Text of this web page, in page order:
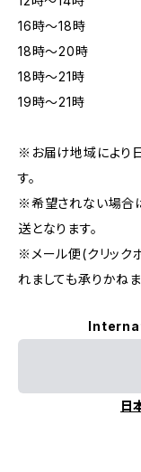
16時〜18時
18時〜20時
18時〜21時
19時〜21時
※お届け地域により
す。
※希望されない場合
送となります。
※メール便(クリック
れましても承りかねま
日